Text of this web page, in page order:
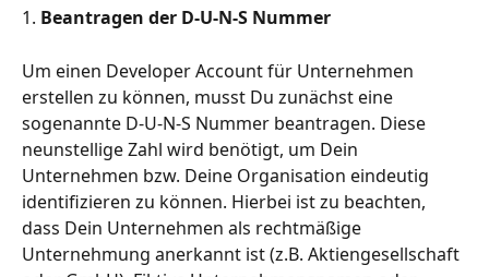
1. Beantragen der D-U-N-S Nummer
Um einen Developer Account für Unternehmen
erstellen zu können, musst Du zunächst eine
sogenannte D-U-N-S Nummer beantragen. Diese
neunstellige Zahl wird benötigt, um Dein
Unternehmen bzw. Deine Organisation eindeutig
identifizieren zu können. Hierbei ist zu beachten,
dass Dein Unternehmen als rechtmäßige
Unternehmung anerkannt ist (z.B. Aktiengesellschaft